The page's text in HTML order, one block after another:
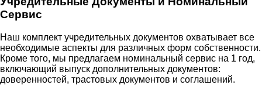
Сервис
Наш комплект учредительных документов охватывает все
необходимые аспекты для различных форм собственности.
Кроме того, мы предлагаем номинальный сервис на 1 год,
включающий выпуск дополнительных документов:
доверенностей, трастовых документов и соглашений.